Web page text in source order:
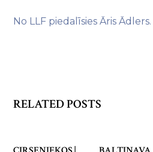
No LLF piedalīsies Āris Ādlers.
RELATED POSTS